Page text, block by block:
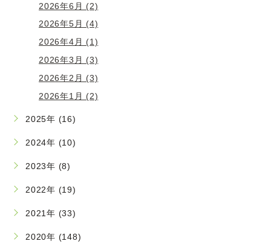
2026年6月 (2)
2026年5月 (4)
2026年4月 (1)
2026年3月 (3)
2026年2月 (3)
2026年1月 (2)
2025年 (16)
2024年 (10)
2023年 (8)
2022年 (19)
2021年 (33)
2020年 (148)